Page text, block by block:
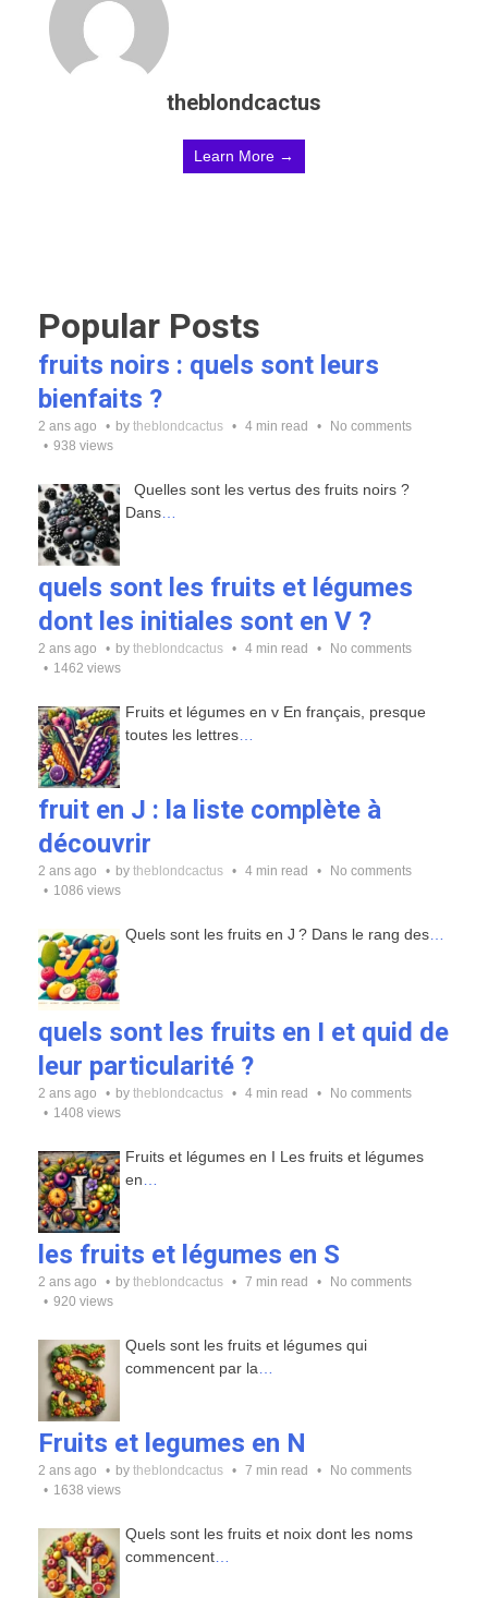
theblondcactus
Learn More →
Popular Posts
fruits noirs : quels sont leurs
bienfaits ?
2 ans ago by theblondcactus 4 min read
No comments
938 views
Quelles sont les vertus des fruits noirs ?
Dans…
quels sont les fruits et légumes
dont les initiales sont en V ?
2 ans ago by theblondcactus 4 min read
No comments
1462 views
Fruits et légumes en v En français, presque
toutes les lettres…
fruit en J : la liste complète à
découvrir
2 ans ago by theblondcactus 4 min read
No comments
1086 views
Quels sont les fruits en J ? Dans le rang des…
quels sont les fruits en I et quid de
leur particularité ?
2 ans ago by theblondcactus 4 min read
No comments
1408 views
Fruits et légumes en I Les fruits et légumes
en…
les fruits et légumes en S
2 ans ago by theblondcactus 7 min read
No comments
920 views
Quels sont les fruits et légumes qui
commencent par la…
Fruits et legumes en N
2 ans ago by theblondcactus 7 min read
No comments
1638 views
Quels sont les fruits et noix dont les noms
commencent…